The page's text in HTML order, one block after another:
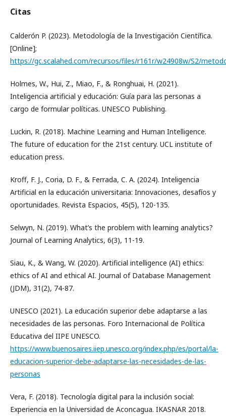
Citas
Calderón P. (2023). Metodología de la Investigación Científica.
[Online];
https://gc.scalahed.com/recursos/files/r161r/w24908w/S2/
Holmes, W., Hui, Z., Miao, F., & Ronghuai, H. (2021).
Inteligencia artificial y educación: Guía para las personas a
cargo de formular políticas. UNESCO Publishing.
Luckin, R. (2018). Machine Learning and Human Intelligence.
The future of education for the 21st century. UCL institute of
education press.
Kroff, F. J., Coria, D. F., & Ferrada, C. A. (2024). Inteligencia
Artificial en la educación universitaria: Innovaciones, desafíos y
oportunidades. Revista Espacios, 45(5), 120-135.
Selwyn, N. (2019). What’s the problem with learning analytics?
Journal of Learning Analytics, 6(3), 11-19.
Siau, K., & Wang, W. (2020). Artificial intelligence (AI) ethics:
ethics of AI and ethical AI. Journal of Database Management
(JDM), 31(2), 74-87.
UNESCO (2021). La educación superior debe adaptarse a las
necesidades de las personas. Foro Internacional de Política
Educativa del IIPE UNESCO.
https://www.buenosaires.iiep.unesco.org/index.php/es/portal/la-
educacion-superior-debe-adaptarse-las-necesidades-de-las-
personas
Vera, F. (2018). Tecnología digital para la inclusión social:
Experiencia en la Universidad de Aconcagua. IKASNAR 2018.